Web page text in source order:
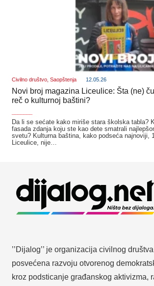
Civilno društvo, Saopštenja 12.05.26
Novi broj magazina Liceulice: Šta (ne)
reč o kulturnoj baštini?
Da li se sećate kako miriše stara školska tabla?
fasada zdanja koju ste kao dete smatrali
svetu? Kulturna baština, kako podseća najnoviji,
Liceulice, nije…
’’Dijalog’’ je organizacija civilnog
posvećena razvoju otvorenog
kroz podsticanje građanskog aktivizma,